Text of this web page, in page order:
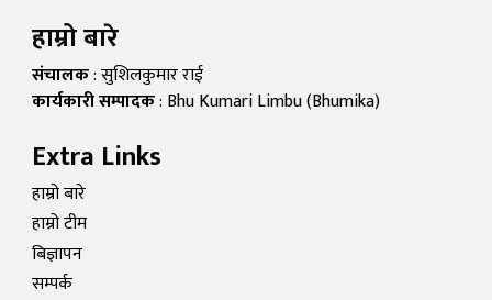
हाम्रो बारे
संचालक: सुशिलकुमार राई
कार्यकारी सम्पादक: Bhu Kumari Limbu (Bhumika)
Extra Links
हाम्रो बारे
हाम्रो टीम
बिज्ञापन
सम्पर्क